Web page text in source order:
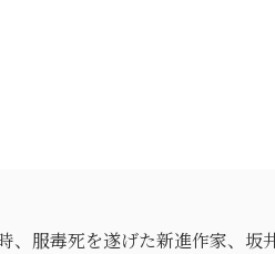
、服毒死を遂げた新進作家、坂